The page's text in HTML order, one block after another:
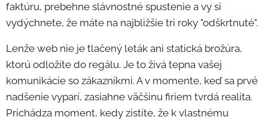
faktúru, prebehne slávnostné spustenie a vy si
vydýchnete, že máte na najbližšie tri roky "odškrtnuté".
Lenže web nie je tlačený leták ani statická brožúra,
ktorú odložíte do regálu. Je to živá tepna vašej
komunikácie so zákazníkmi. A v momente, keď sa prvé
nadšenie vyparí, zasiahne väčšinu firiem tvrdá realita.
Prichádza moment, kedy zistíte, že k vlastnému